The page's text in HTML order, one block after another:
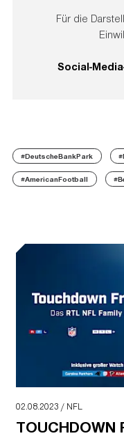
Für die
Social-
#DeutscheBankPark
#AmericanFootball
02.08.2023 / NFL
TOUCHDOWN